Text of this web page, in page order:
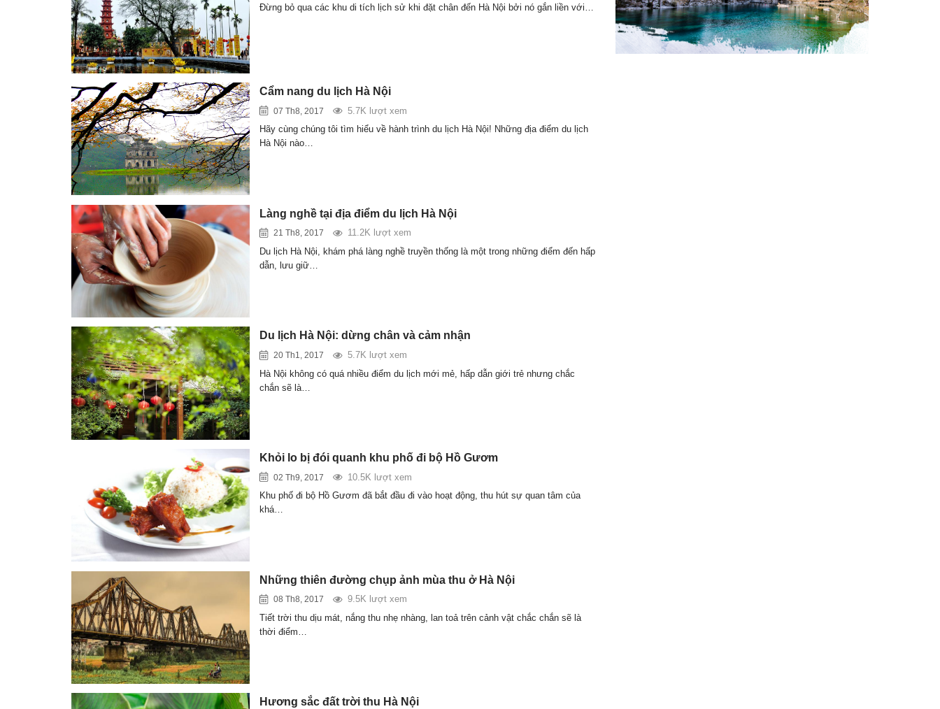
Đừng bỏ qua các khu di tích lịch sử khi đặt chân đến Hà Nội bởi nó gắn liền với…
Cẩm nang du lịch Hà Nội
07 Th8, 2017
5.7K lượt xem
Hãy cùng chúng tôi tìm hiểu về hành trình du lịch Hà Nội! Những địa điểm du lịch
Hà Nội nào…
Làng nghề tại địa điểm du lịch Hà Nội
21 Th8, 2017
11.2K lượt xem
Du lịch Hà Nội, khám phá làng nghề truyền thống là một trong những điểm đến hấp
dẫn, lưu giữ…
Du lịch Hà Nội: dừng chân và cảm nhận
20 Th1, 2017
5.7K lượt xem
Hà Nội không có quá nhiều điểm du lịch mới mẻ, hấp dẫn giới trẻ nhưng chắc
chắn sẽ là…
Khỏi lo bị đói quanh khu phố đi bộ Hồ Gươm
02 Th9, 2017
10.5K lượt xem
Khu phố đi bộ Hồ Gươm đã bắt đầu đi vào hoạt động, thu hút sự quan tâm của
khá…
Những thiên đường chụp ảnh mùa thu ở Hà Nội
08 Th8, 2017
9.5K lượt xem
Tiết trời thu dịu mát, nắng thu nhẹ nhàng, lan toả trên cảnh vật chắc chắn sẽ là
thời điểm…
Hương sắc đất trời thu Hà Nội